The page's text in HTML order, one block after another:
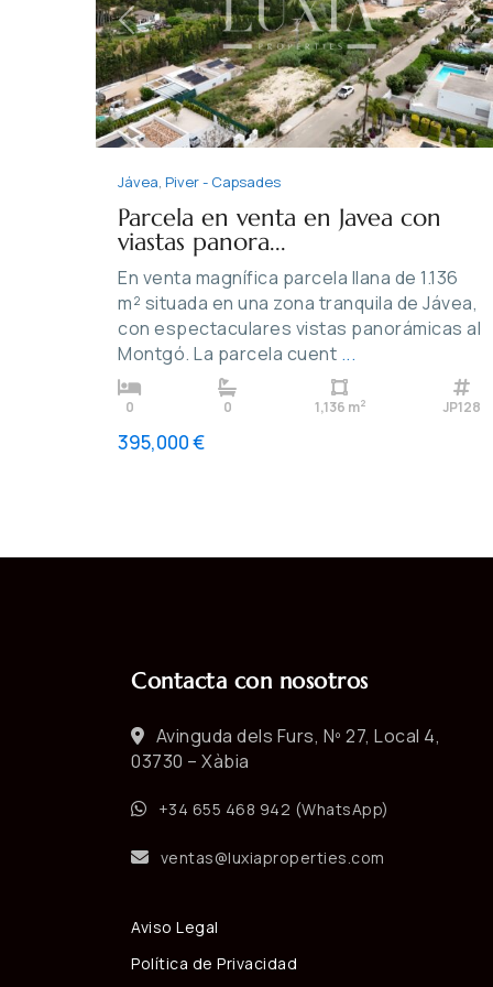
Previous
Jávea Piver - Capsades
Parcela en venta en Javea con
viastas panora...
En venta magnífica parcela llana de 1.136
m² situada en una zona tranquila de Jávea,
con espectaculares vistas panorámicas al
Montgó. La parcela cuent ...
0 0 1,136 m2 JP128
395,000 €
Contacta con nosotros
Avinguda dels Furs, Nº 27, Local 4,
03730 – Xàbia
+34 655 468 942 (WhatsApp)
ventas@luxiaproperties.com
Aviso Legal
Política de Privacidad